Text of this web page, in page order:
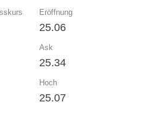
Eröffnung
25.06
Ask
25.34
Hoch
25.07